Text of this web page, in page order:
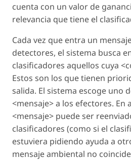
cuenta con un valor de
relevancia que tiene el
Cada vez que entra un
detectores, el sistema busca
clasificadores aquellos cuya
Estos son los que tienen
salida. El sistema escoge uno
<mensaje> a los efectores. En
<mensaje> puede ser
clasificadores (como si el
estuviera pidiendo ayuda a
mensaje ambiental no